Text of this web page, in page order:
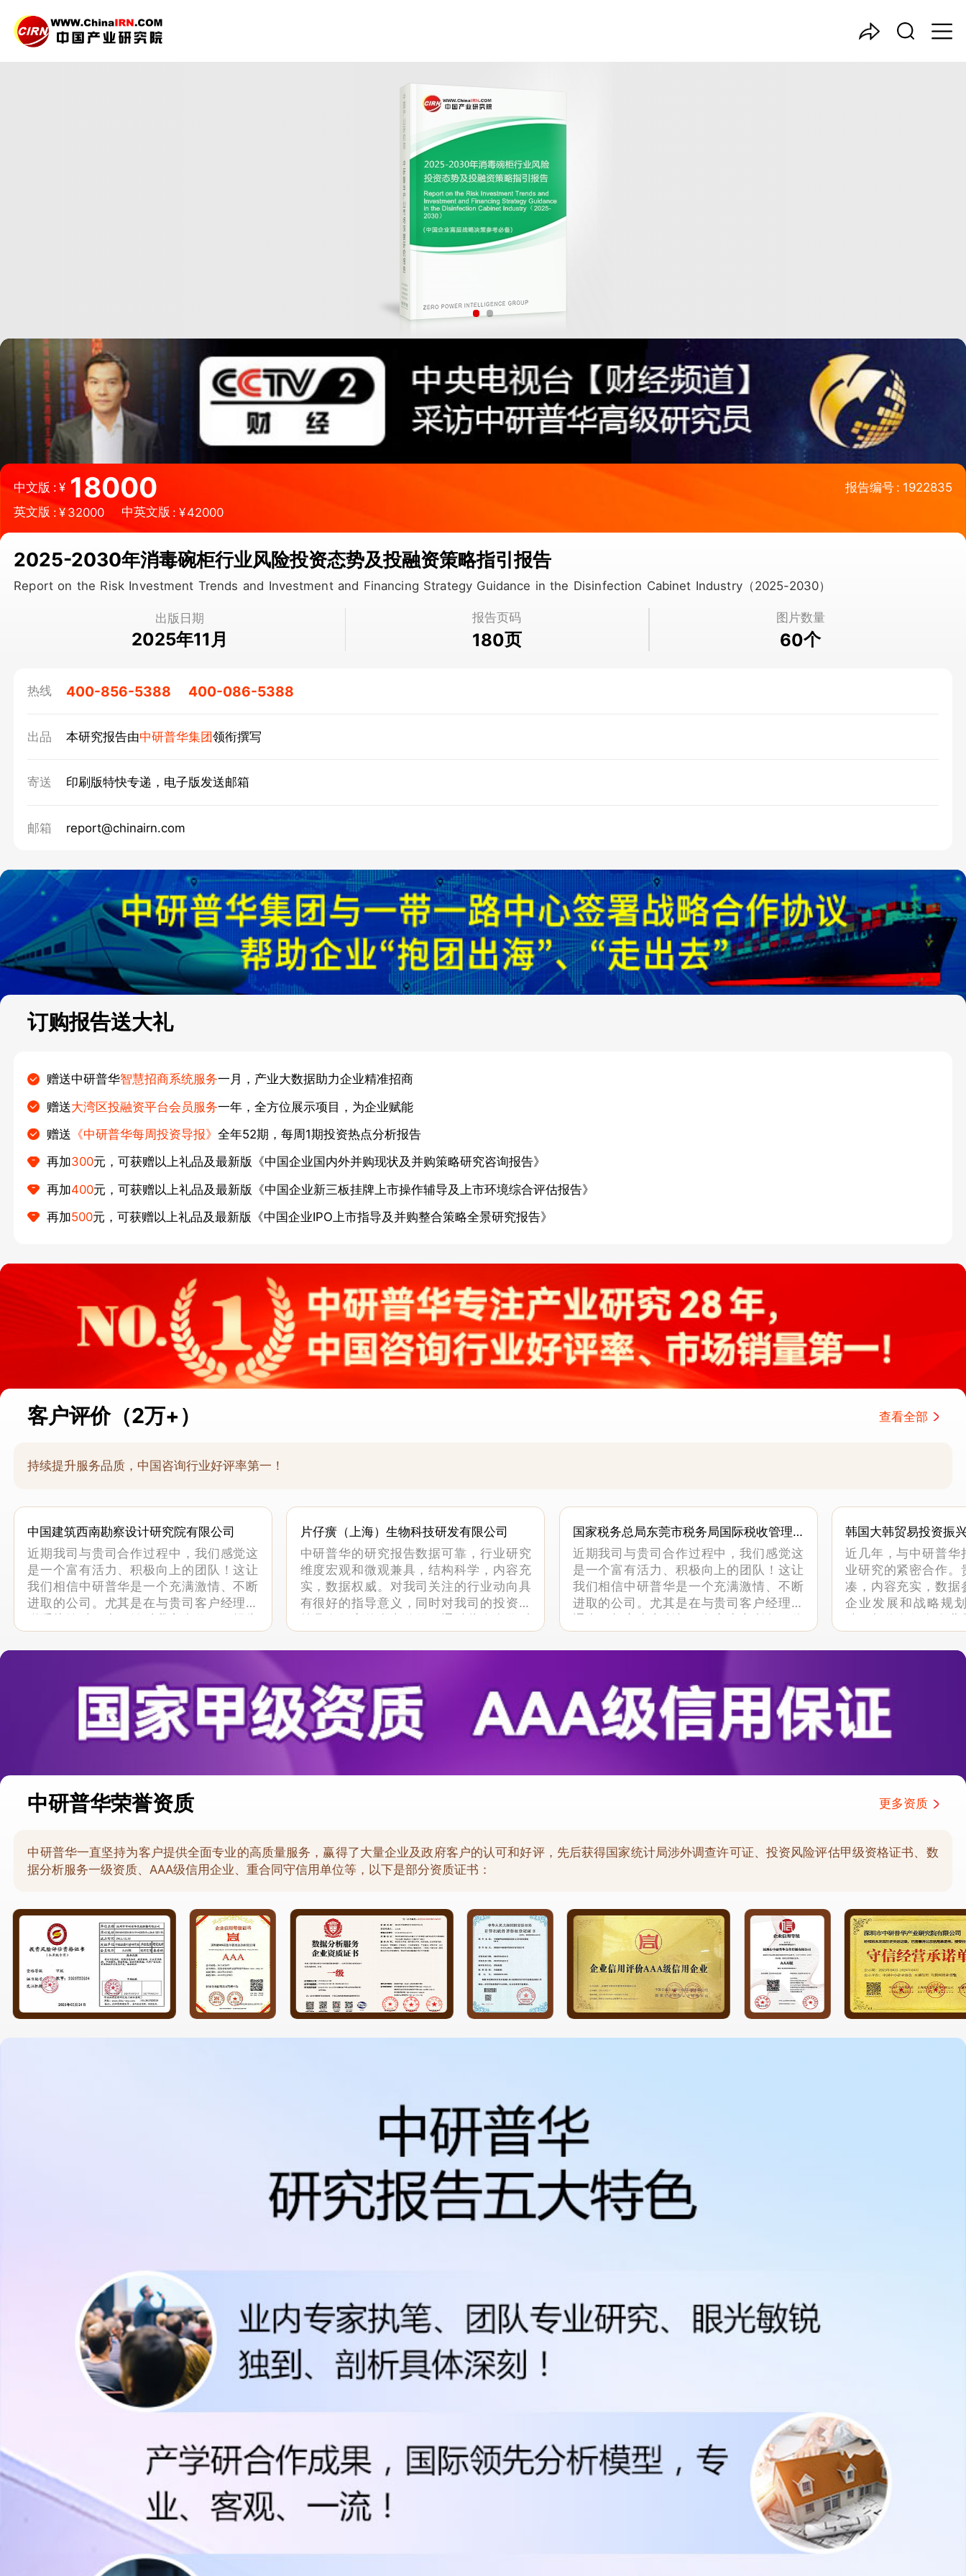
中文版 : ¥ 18000 报告编号 : 1922835
英文版 : ¥32000 中英文版 : ¥42000
2025-2030年消毒碗柜行业风险投资态势及投融资策略指引报告
Report on the Risk Investment Trends and Investment and Financing Strategy Guidance in the Disinfection Cabinet Industry（2025-2030）
出版日期
2025年11月
报告页码
180页
图片数量
60个
热线 400-856-5388 400-086-5388
出品 本研究报告由中研普华集团领衔撰写
寄送 印刷版特快专递，电子版发送邮箱
邮箱 report@chinairn.com
订购报告送大礼
赠送中研普华智慧招商系统服务一月，产业大数据助力企业精准招商
赠送大湾区投融资平台会员服务一年，全方位展示项目，为企业赋能
赠送 《中研普华每周投资导报》 全年52期，每周1期投资热点分析报告
再加300元，可获赠以上礼品及最新版《中国企业国内外并购现状及并购策略研究咨询报告》
再加400元，可获赠以上礼品及最新版《中国企业新三板挂牌上市操作辅导及上市环境综合评估报告》
再加500元，可获赠以上礼品及最新版《中国企业IPO上市指导及并购整合策略全景研究报告》
客户评价（2万+） 查看全部
持续提升服务品质，中国咨询行业好评率第一！
中国建筑西南勘察设计研究院有限公司
近期我司与贵司合作过程中，我们感觉这
是一个富有活力、积极向上的团队！这让
我们相信中研普华是一个充满激情、不断
进取的公司。尤其是在与贵司客户经理的
的种种细节，及时细致缜密地协助与项目
部沟通、探讨和完善...
片仔癀（上海）生物科技研发有限公司
中研普华的研究报告数据可靠，行业研究
维度宏观和微观兼具，结构科学，内容充
实，数据权威。对我司关注的行业动向具
有很好的指导意义，同时对我司的投资决
于贵司“一体化”服务和行业报告质量均满
意，祝愿贵司继续...
国家税务总局东莞市税务局国际税收管理
科
近期我司与贵司合作过程中，我们感觉这
是一个富有活力、积极向上的团队！这让
我们相信中研普华是一个充满激情、不断
进取的公司。尤其是在与贵司客户经理沟
现了良好的职业性和服务意识，希望能在
以后的合作中保持...
韩国大韩贸易投资振
近几年，与中研普华
业研究的紧密合作。
凑，内容充实，数据
企业发展和战略规
分析公司协助和支持
户报告需求的延伸服
中研普华荣誉资质 更多资质
中研普华一直坚持为客户提供全面专业的高质量服务，赢得了大量企业及政府客户的认可和好评，先后获得国家统计局涉外调查许可证、投资风险评估甲级资格证书、数
据分析服务一级资质、AAA级信用企业、重合同守信用单位等，以下是部分资质证书：
中国产业咨询领导者
行业风险投资态势及投融资策略指引报告
《2025-2030年消毒碗柜行业风险投资态势及投融资策略指引报告》由中研普华消毒碗柜行业分析专家领衔撰写，主要分析了消毒碗柜行业的市场规模、发展现状与投资前
景，同时对消毒碗柜行业的未来发展做出科学的趋势预测和专业的消毒碗柜行业数据分析，帮助客户评估消毒碗柜行业投资价值。